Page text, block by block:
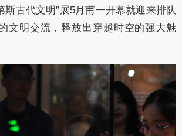
古代文明”展5月甫一开幕就迎来排队
文明交流，释放出穿越时空的强大魅